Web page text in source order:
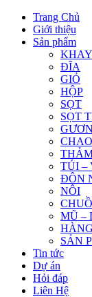
Trang Chủ
Giới thiệu
Sản phẩm
KHAY
ĐĨA
GIỎ
HỘP
SỌT
SỌT
TÚI –
ĐÔN
NÔI
MŨ –
SẢN
Tin tức
Dự án
Hỏi đáp
Liên Hệ